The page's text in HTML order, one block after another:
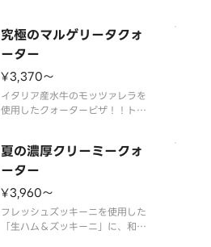
で楽しめるクォーターピザです。
＜トマトソース／マヨネーズソ
ース＞ テリヤキチキン・厚切り
ベーコン・熟成サラミ
究極のマルゲリータクォ
ーター
¥3,370〜
イタリア産水牛のモッツァレラを
使用したクォーターピザ！！トマ
マッシュルームのマルゲリー
タ」。「水牛モッツァのプレミア
タブッファラ」。素材にこだわっ
た４種のマルゲリータが１
夏の濃厚クリーミークォ
ーター
¥3,960〜
フレッシュズッキーニを使用した
「生ハム＆ズッキーニ」に、和風